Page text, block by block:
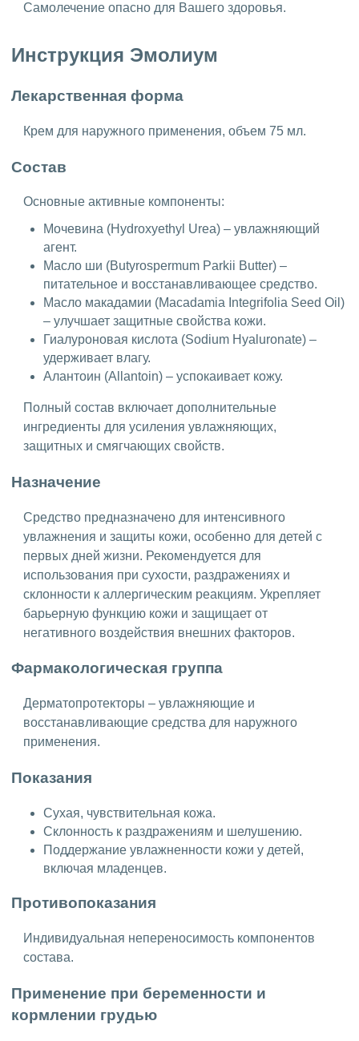
Самолечение опасно для Вашего здоровья.
Инструкция Эмолиум
Лекарственная форма
Крем для наружного применения, объем 75 мл.
Состав
Основные активные компоненты:
Мочевина (Hydroxyethyl Urea) – увлажняющий
агент.
Масло ши (Butyrospermum Parkii Butter) –
питательное и восстанавливающее средство.
Масло макадамии (Macadamia Integrifolia Seed Oil)
– улучшает защитные свойства кожи.
Гиалуроновая кислота (Sodium Hyaluronate) –
удерживает влагу.
Алантоин (Allantoin) – успокаивает кожу.
Полный состав включает дополнительные
ингредиенты для усиления увлажняющих,
защитных и смягчающих свойств.
Назначение
Средство предназначено для интенсивного
увлажнения и защиты кожи, особенно для детей с
первых дней жизни. Рекомендуется для
использования при сухости, раздражениях и
склонности к аллергическим реакциям. Укрепляет
барьерную функцию кожи и защищает от
негативного воздействия внешних факторов.
Фармакологическая группа
Дерматопротекторы – увлажняющие и
восстанавливающие средства для наружного
применения.
Показания
Сухая, чувствительная кожа.
Склонность к раздражениям и шелушению.
Поддержание увлажненности кожи у детей,
включая младенцев.
Противопоказания
Индивидуальная непереносимость компонентов
состава.
Применение при беременности и
кормлении грудью